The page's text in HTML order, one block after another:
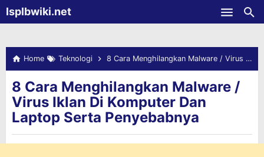
-->Isplbwiki.net
Home Teknologi 8 Cara Menghilangkan Malware / Virus Iklan Di Komputer Dan Laptop Serta Penyebabnya
8 Cara Menghilangkan Malware /
Virus Iklan Di Komputer Dan
Laptop Serta Penyebabnya